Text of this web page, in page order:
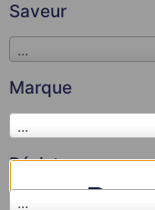
Saveur
...
Marque
...
Résistance
...